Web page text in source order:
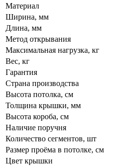
Материал
Ширина, мм
Длина, мм
Метод открывания
Максимальная нагрузка, кг
Вес, кг
Гарантия
Страна производства
Высота потолка, см
Толщина крышки, мм
Высота короба, см
Наличие поручня
Количество сегментов, шт
Размер проёма в потолке, см
Цвет крышки